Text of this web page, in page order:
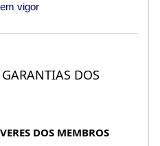
vigor
DOS
DOS MEMBROS